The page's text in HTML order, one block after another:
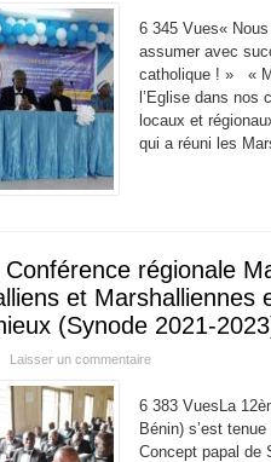
6 345 Vues«
assumer avec
catholique ! » «
l’Eglise dans nos
locaux et
qui a réuni les
régionale
et Marshalliennes
(Synode 2021-
Laisser un commentaire
6 383 VuesLa
Bénin) s’est
Concept papal de